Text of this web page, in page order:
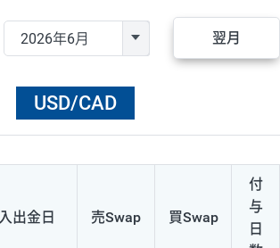
翌月
USD/CAD
入出金日 売Swap 買Swap
付
与
日